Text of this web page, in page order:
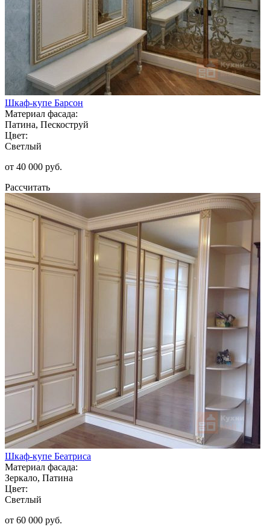
Шкаф-купе Барсон
Материал фасада:
Патина, Пескоструй
Цвет:
Светлый
от 40 000 руб.
Рассчитать
Шкаф-купе Беатриса
Материал фасада:
Зеркало, Патина
Цвет:
Светлый
от 60 000 руб.